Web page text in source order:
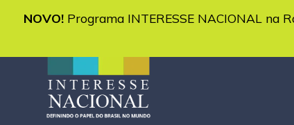
NOVO! Programa INTERESSE NACIONAL na